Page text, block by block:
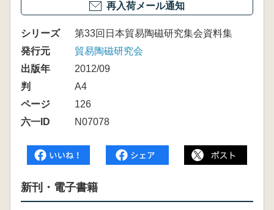
再入荷メール通知
シリーズ
第33回日本貿易陶磁研究集会資料集
発行元
貿易陶磁研究会
出版年
2012/09
判
A4
ページ
126
六一ID
N07078
新刊・電子書籍